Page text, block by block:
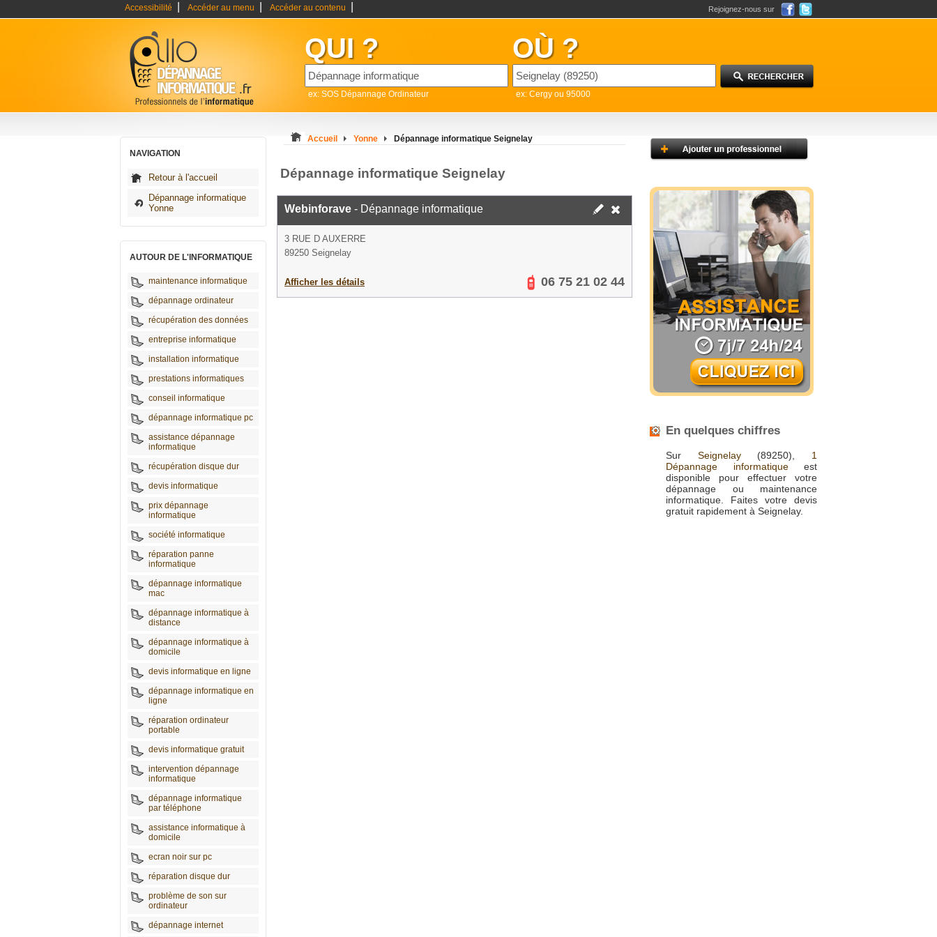
Accessibilité Accéder au menu Accéder au contenu Rejoignez-nous sur
QUI ?
ex: SOS Dépannage Ordinateur
OÙ ?
ex: Cergy ou 95000
NAVIGATION
Retour à l'accueil
Dépannage informatique
Yonne
AUTOUR DE L'INFORMATIQUE
maintenance informatique
dépannage ordinateur
récupération des données
entreprise informatique
installation informatique
prestations informatiques
conseil informatique
dépannage informatique pc
assistance dépannage
informatique
récupération disque dur
devis informatique
prix dépannage
informatique
société informatique
réparation panne
informatique
dépannage informatique
mac
dépannage informatique à
distance
dépannage informatique à
domicile
devis informatique en ligne
dépannage informatique en
ligne
réparation ordinateur
portable
devis informatique gratuit
intervention dépannage
informatique
dépannage informatique
par téléphone
assistance informatique à
domicile
ecran noir sur pc
réparation disque dur
problème de son sur
ordinateur
dépannage internet
Accueil Yonne Dépannage informatique Seignelay
Dépannage informatique Seignelay
Webinforave - Dépannage informatique
3 RUE D AUXERRE
89250 Seignelay
Afficher les détails 06 75 21 02 44
En quelques chiffres
Sur Seignelay(89250), 1
Dépannage informatiqueest
disponible pour effectuer votre
dépannage ou maintenance
informatique. Faites votre devis
gratuit rapidement à Seignelay.